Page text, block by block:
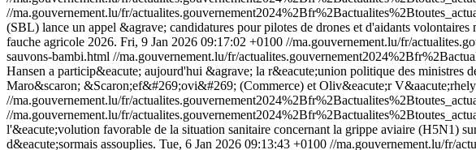
//ma.gouvernement.lu/fr/
(SBL) lance un appel &agrave; candidatures pour pilotes de drones et d'aidants
fauche agricole 2026. Fri, 9 Jan 2026 09:17:02 +0100 //ma.gouvernement.lu/fr/
sauvons-bambi.html //ma.gouvernement.lu/fr/
Hansen a particip&eacute; aujourd'hui &agrave; la r&eacute;union politique des
Maro&scaron; &Scaron;ef&#269;ovi&#269; (Commerce) et Oliv&eacute;r
//ma.gouvernement.lu/fr/
//ma.gouvernement.lu/fr/
l'&eacute;volution favorable de la situation sanitaire concernant la grippe aviaire (H5N1)
d&eacute;sormais assouplies. Tue, 6 Jan 2026 09:13:43 +0100 //ma.gouvernement.lu/fr/